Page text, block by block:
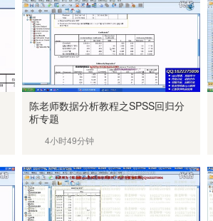
陈老师数据分析教程之SPSS回归分
析专题
4小时49分钟